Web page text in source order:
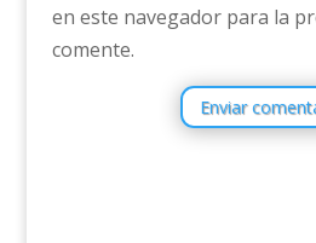
en este navegador para la
comente.
Enviar